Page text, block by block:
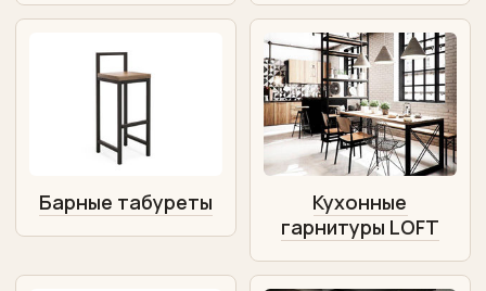
Барные табуреты
Кухонные
гарнитуры LOFT